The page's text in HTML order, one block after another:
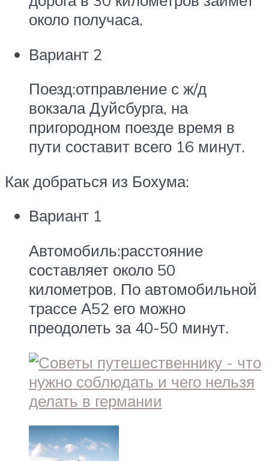
около получаса.
Вариант 2
Поезд:отправление с ж/д
вокзала Дуйсбурга, на
пригородном поезде время в
пути составит всего 16 минут.
Как добраться из Бохума:
Вариант 1
Автомобиль:расстояние
составляет около 50
километров. По автомобильной
трассе А52 его можно
преодолеть за 40-50 минут.